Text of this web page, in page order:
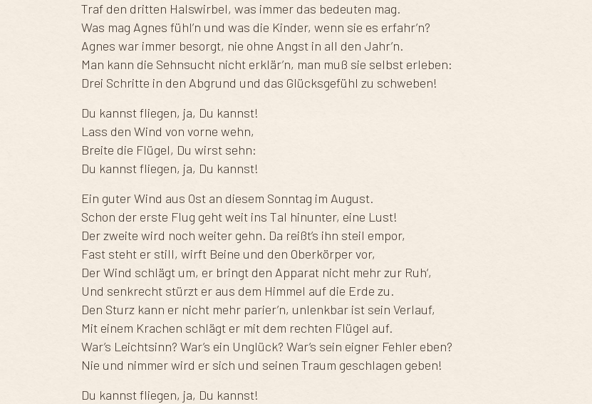
Traf den dritten Halswirbel, was immer das bedeuten mag.
Was mag Agnes fühl’n und was die Kinder, wenn sie es erfahr’n?
Agnes war immer besorgt, nie ohne Angst in all den Jahr’n.
Man kann die Sehnsucht nicht erklär’n, man muß sie selbst erleben:
Drei Schritte in den Abgrund und das Glücksgefühl zu schweben!
Du kannst fliegen, ja, Du kannst!
Lass den Wind von vorne wehn,
Breite die Flügel, Du wirst sehn:
Du kannst fliegen, ja, Du kannst!
Ein guter Wind aus Ost an diesem Sonntag im August.
Schon der erste Flug geht weit ins Tal hinunter, eine Lust!
Der zweite wird noch weiter gehn. Da reißt’s ihn steil empor,
Fast steht er still, wirft Beine und den Oberkörper vor,
Der Wind schlägt um, er bringt den Apparat nicht mehr zur Ruh‘,
Und senkrecht stürzt er aus dem Himmel auf die Erde zu.
Den Sturz kann er nicht mehr parier’n, unlenkbar ist sein Verlauf,
Mit einem Krachen schlägt er mit dem rechten Flügel auf.
War’s Leichtsinn? War’s ein Unglück? War’s sein eigner Fehler eben?
Nie und nimmer wird er sich und seinen Traum geschlagen geben!
Du kannst fliegen, ja, Du kannst!